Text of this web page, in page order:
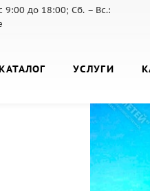
9:00 до 18:00; Сб. – Вс.:
УСЛУГИ